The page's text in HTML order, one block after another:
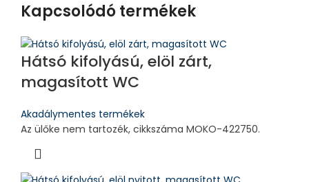
Kapcsolódó termékek
Hátsó kifolyású, elöl zárt,
magasított WC
Akadálymentes termékek
Az ülőke nem tartozék, cikkszáma MOKO-422750.